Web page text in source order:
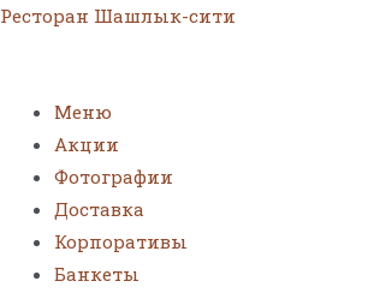
Ресторан Шашлык-сити
Меню
Акции
Фотографии
Доставка
Корпоративы
Банкеты